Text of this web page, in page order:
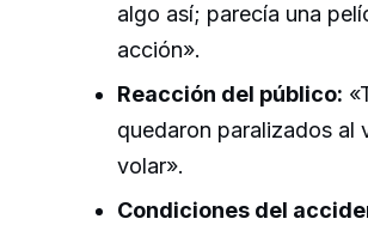
algo así; parecía una
acción».
Reacción del público:
quedaron paralizados al
volar».
Condiciones del